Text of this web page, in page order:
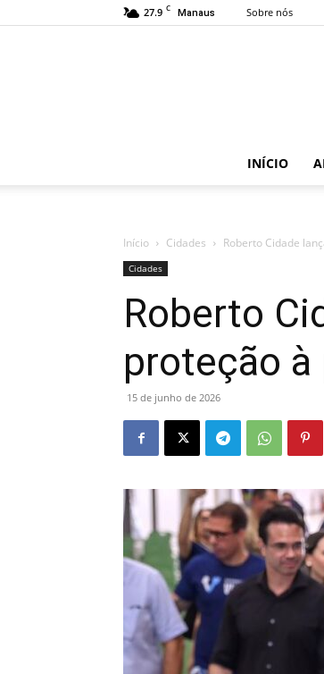
27.9 C Manaus Sobre nós
INÍCIO
Início Cidades Roberto Cidade
Cidades
Roberto
proteção à
15 de junho de 2026